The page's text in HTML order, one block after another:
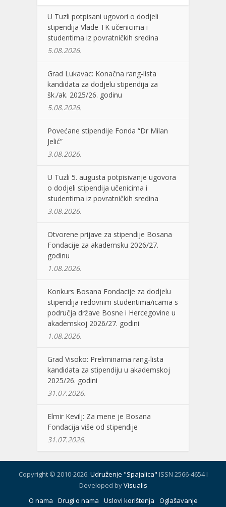
U Tuzli potpisani ugovori o dodjeli
stipendija Vlade TK učenicima i
studentima iz povratničkih sredina
5.08.2026.
Grad Lukavac: Konačna rang-lista
kandidata za dodjelu stipendija za
šk./ak. 2025/26. godinu
5.08.2026.
Povećane stipendije Fonda “Dr Milan
Jelić”
3.08.2026.
U Tuzli 5. augusta potpisivanje ugovora
o dodjeli stipendija učenicima i
studentima iz povratničkih sredina
3.08.2026.
Otvorene prijave za stipendije Bosana
Fondacije za akademsku 2026/27.
godinu
1.08.2026.
Konkurs Bosana Fondacije za dodjelu
stipendija redovnim studentima/icama s
područja države Bosne i Hercegovine u
akademskoj 2026/27. godini
1.08.2026.
Grad Visoko: Preliminarna rang-lista
kandidata za stipendiju u akademskoj
2025/26. godini
31.07.2026.
Elmir Kevilj: Za mene je Bosana
Fondacija više od stipendije
31.07.2026.
Copyright © 2010-2026. Udruženje "Spajalica" ISSN 2566-4654 I
Developed byVisualis
O nama
Drugi o nama Uslovi korištenja Oglašavanje